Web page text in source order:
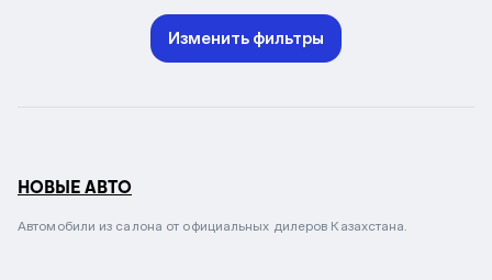
Изменить фильтры
НОВЫЕ АВТО
Автомобили из салона от официальных дилеров Казахстана.